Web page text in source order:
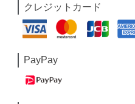
クレジットカード
PayPay